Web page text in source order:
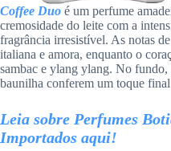
Coffee Duo é um perfume
cremosidade do leite com a
fragrância irresistível. As notas
italiana e amora, enquanto o
sambac e ylang ylang. No
baunilha conferem um toque
Leia sobre Perfumes
Importados aqui!